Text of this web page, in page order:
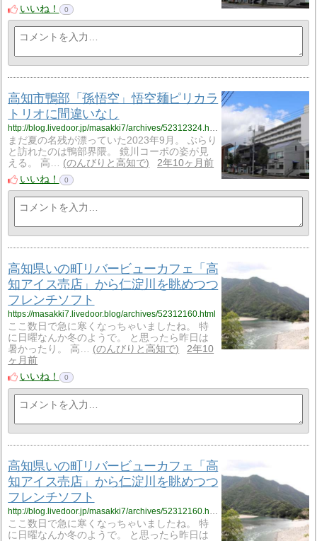
いいね！
0
高知市鴨部「孫悟空」悟空麺ピリカラ
トリオに間違いなし
http://blog.livedoor.jp/masakki7/archives/52312324.html
まだ夏の名残が漂っていた2023年9月。 ぶらり
と訪れたのは鴨部界隈。 鏡川コーポの姿が見
える。 高…
のんびりと高知で
2年10ヶ月前
いいね！
0
高知県いの町リバービューカフェ「高
知アイス売店」から仁淀川を眺めつつ
フレンチソフト
https://masakki7.livedoor.blog/archives/52312160.html
ここ数日で急に寒くなっちゃいましたね。 特
に日曜なんか冬のようで。 と思ったら昨日は
暑かったり。 高…
のんびりと高知で
2年10
ヶ月前
いいね！
0
高知県いの町リバービューカフェ「高
知アイス売店」から仁淀川を眺めつつ
フレンチソフト
http://blog.livedoor.jp/masakki7/archives/52312160.html
ここ数日で急に寒くなっちゃいましたね。 特
に日曜なんか冬のようで。 と思ったら昨日は